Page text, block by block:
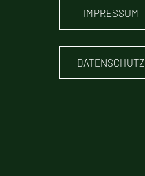
IMPRESSUM
DATENSCHUTZ